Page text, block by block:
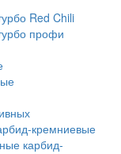
Red Chili
профи
кремниевые
карбид-